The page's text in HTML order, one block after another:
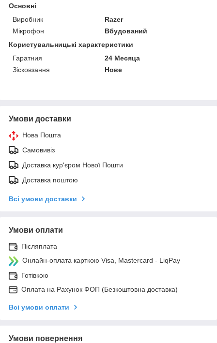
Основні
Виробник
Razer
Мікрофон
Вбудований
Користувальницькі характеристики
Гаратния
24 Месяца
Зісковзання
Нове
Умови доставки
Нова Пошта
Самовивіз
Доставка кур'єром Нової Пошти
Доставка поштою
Всі умови доставки
Умови оплати
Післяплата
Онлайн-оплата карткою Visa, Mastercard - LiqPay
Готівкою
Оплата на Рахунок ФОП (Безкоштовна доставка)
Всі умови оплати
Умови повернення